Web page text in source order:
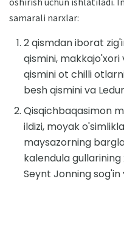
samarali narxlar:
2 qismdan iborat
qismini,
qismini ot chilli
besh qismini va
Qisqichbaqasimon
ildizi, moyak
maysazorning
kalendula
Seynt Jonning sog'in